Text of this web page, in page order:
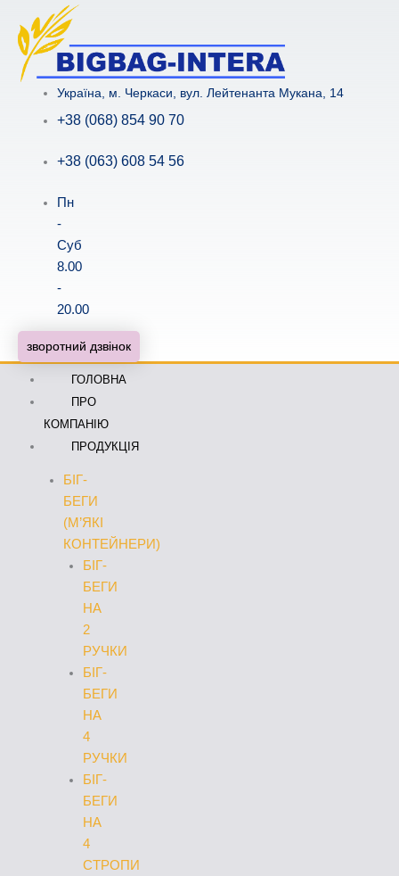
вмісту
Українa, м. Черкаси, вул. Лейтенанта Мукана, 14
+38 (068) 854 90 70
+38 (063) 608 54 56
Пн
-
Суб
8.00
-
20.00
зворотний дзвінок
ГОЛОВНА
ПРО
КОМПАНІЮ
ПРОДУКЦІЯ
БІГ-
БЕГИ
(М’ЯКІ
КОНТЕЙНЕРИ)
БІГ-
БЕГИ
НА
2
РУЧКИ
БІГ-
БЕГИ
НА
4
РУЧКИ
БІГ-
БЕГИ
НА
4
СТРОПИ